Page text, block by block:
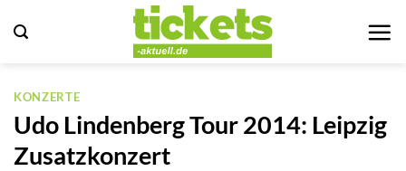
Inhalt
KONZERTE
Udo Lindenberg Tour 2014: Leipzig
Zusatzkonzert